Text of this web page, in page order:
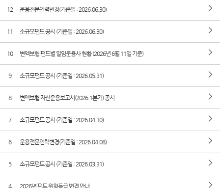
12 운용전문인력변경(기준일 : 2026.06.30)
11 소규모펀드 공시 (기준일 : 2026.06.30)
10 변액보험 펀드별 일임운용사 현황 (2026년 6월 11일 기준)
9 소규모펀드 공시 (기준일 : 2026.05.31)
8 변액보험 자산운용보고서(2026.1분기) 공시
7 소규모펀드 공시 (기준일 : 2026.04.30)
6 운용전문인력변경(기준일 : 2026.04.08)
5 소규모펀드 공시 (기준일 : 2026.03.31)
4 2026년 펀드 위험등급 변경 안내